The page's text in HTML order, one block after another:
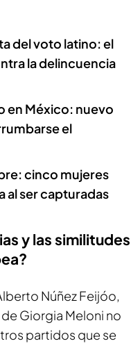
del voto latino: el
la delincuencia
en México: nuevo
el
cinco mujeres
al ser capturadas
y las similitudes
Núñez Feijóo,
Giorgia Meloni no
partidos que se